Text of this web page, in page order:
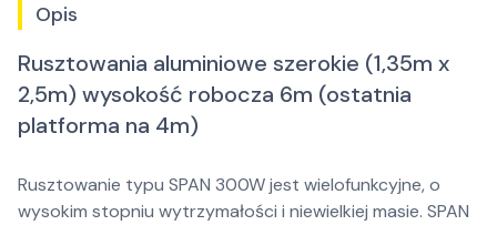
Opis
Rusztowania aluminiowe szerokie (1,35m x
2,5m) wysokość robocza 6m (ostatnia
platforma na 4m)
Rusztowanie typu SPAN 300W jest wielofunkcyjne, o
wysokim stopniu wytrzymałości i niewielkiej masie. SPAN